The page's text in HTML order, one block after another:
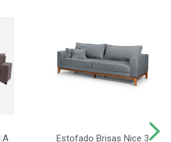
Estofado Brisas Nice 3